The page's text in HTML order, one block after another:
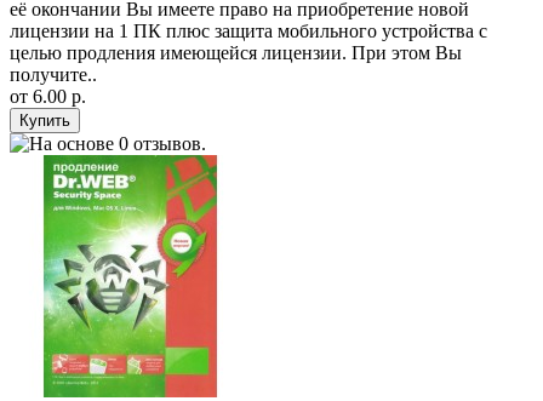
её окончании Вы имеете право на приобретение новой
лицензии на 1 ПК плюс защита мобильного устройства с
целью продления имеющейся лицензии. При этом Вы
получите..
от 6.00 р.